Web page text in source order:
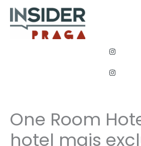
conteúdo
One Room
hotel mais